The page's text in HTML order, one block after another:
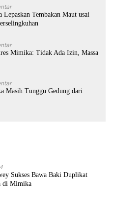
Tembakan Maut usai
Mimika: Tidak Ada Izin, Massa
Masih Tunggu Gedung dari
Sukses Bawa Baki Duplikat
di Mimika